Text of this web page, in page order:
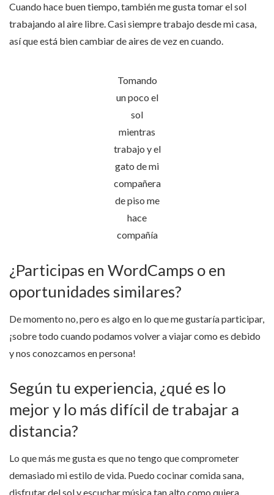
Cuando hace buen tiempo, también me gusta tomar el sol
trabajando al aire libre. Casi siempre trabajo desde mi casa,
así que está bien cambiar de aires de vez en cuando.
Tomando
un poco el
sol
mientras
trabajo y el
gato de mi
compañera
de piso me
hace
compañía
¿Participas en WordCamps o en
oportunidades similares?
De momento no, pero es algo en lo que me gustaría participar,
¡sobre todo cuando podamos volver a viajar como es debido
y nos conozcamos en persona!
Según tu experiencia, ¿qué es lo
mejor y lo más difícil de trabajar a
distancia?
Lo que más me gusta es que no tengo que comprometer
demasiado mi estilo de vida. Puedo cocinar comida sana,
disfrutar del sol y escuchar música tan alto como quiera,